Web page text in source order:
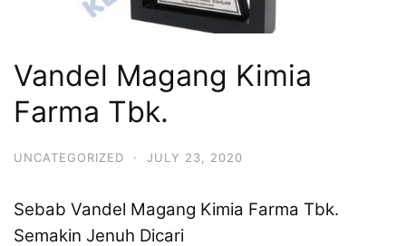
Vandel Magang Kimia
Farma Tbk.
UNCATEGORIZED · JULY 23, 2020
Sebab Vandel Magang Kimia Farma Tbk.
Semakin Jenuh Dicari